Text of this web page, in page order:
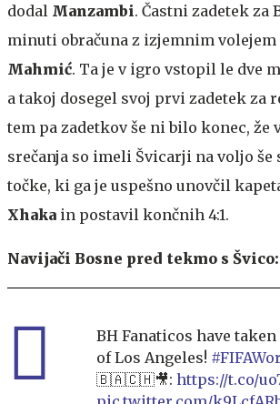
dodal Manzambi. Častni zadetek za
minuti obračuna z izjemnim volejem
Mahmić. Ta je v igro vstopil le dve
a takoj dosegel svoj prvi zadetek za
tem pa zadetkov še ni bilo konec, že
srečanja so imeli Švicarji na voljo še
točke, ki ga je uspešno unovčil
Xhaka in postavil končnih 4:1.
Navijači Bosne pred tekmo s Švico:
BH Fanaticos have
of Los Angeles!
🇧🇦🇨🇭🎥: https://t.co/